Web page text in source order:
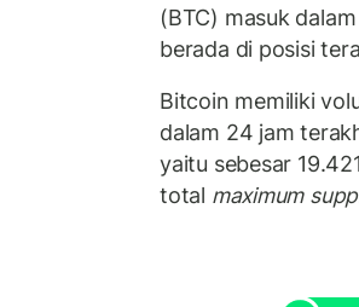
(BTC) masuk
berada di posisi
Bitcoin memiliki
dalam 24 jam
yaitu sebesar
total maximum